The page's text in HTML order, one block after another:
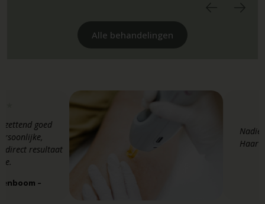
Alle behandelingen
goed
resultaat
–
Nadie
Haar